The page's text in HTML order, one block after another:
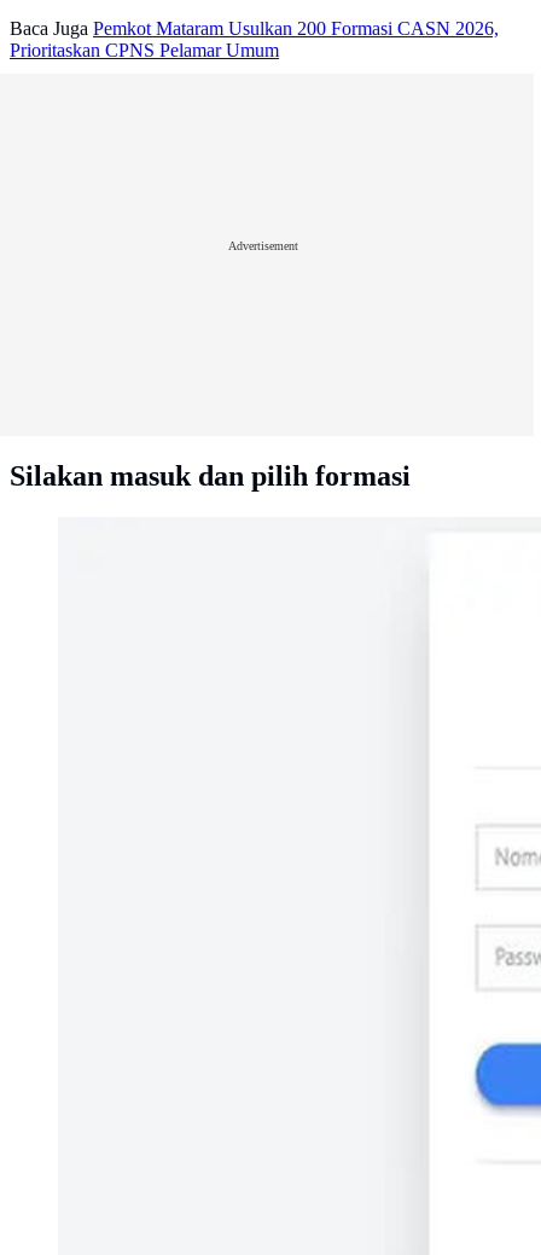
Baca Juga Pemkot Mataram Usulkan 200 Formasi CASN 2026,
Prioritaskan CPNS Pelamar Umum
Advertisement
Silakan masuk dan pilih formasi